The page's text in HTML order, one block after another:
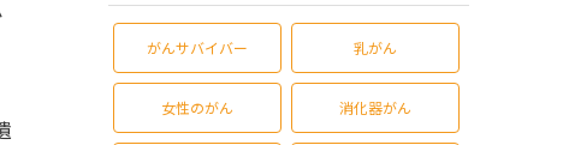
がんサバイバー 乳がん
女性のがん 消化器がん